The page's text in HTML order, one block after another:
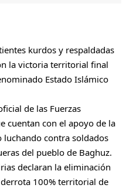
kurdos y respaldadas
la victoria territorial final
Estado Islámico
de las Fuerzas
cuentan con el apoyo de la
luchando contra soldados
del pueblo de Baghuz.
declaran la eliminación
100% territorial de